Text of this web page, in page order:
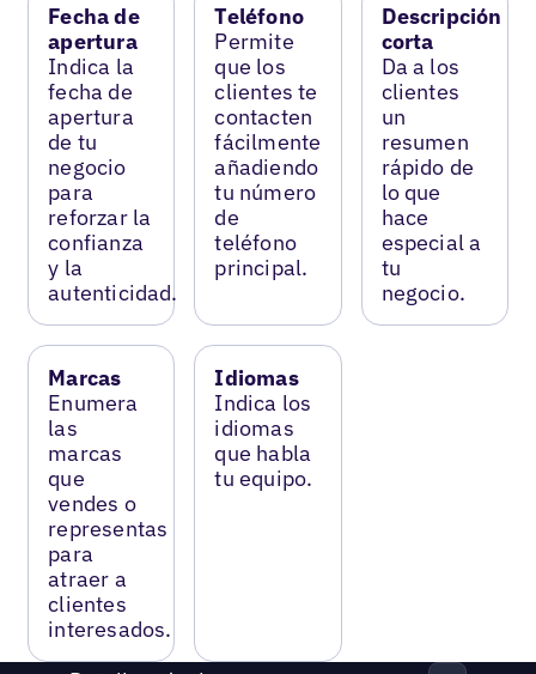
Fecha de
apertura
Indica la
fecha de
apertura
de tu
negocio
para
reforzar la
confianza
y la
autenticidad.
Teléfono
Permite
que los
clientes te
contacten
fácilmente
añadiendo
tu número
de
teléfono
principal.
Descripción
corta
Da a los
clientes
un
resumen
rápido de
lo que
hace
especial a
tu
negocio.
Marcas
Enumera
las
marcas
que
vendes o
representas
para
atraer a
clientes
interesados.
Idiomas
Indica los
idiomas
que habla
tu equipo.